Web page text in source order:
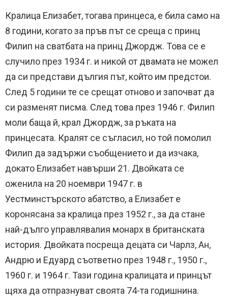
Кралица Елизабет, тогава принцеса, е била само на
8 години, когато за пръв път се среща с принц
Филип на сватбата на принц Джордж. Това се е
случило през 1934 г. и никой от двамата не можел
да си представи дългия път, който им предстои.
След 5 години те се срещат отново и започват да
си разменят писма. След това през 1946 г. Филип
моли баща й, крал Джордж, за ръката на
принцесата. Кралят се съгласил, но той помолил
Филип да задържи съобщението и да изчака,
докато Елизабет навърши 21. Двойката се
оженила на 20 ноември 1947 г. в
Уестминстърското абатство, а Елизабет е
коронясана за кралица през 1952 г., за да стане
най-дълго управлявалия монарх в британската
история. Двойката посреща децата си Чарлз, Ан,
Андрю и Едуард съответно през 1948 г., 1950 г.,
1960 г. и 1964 г. Тази година кралицата и принцът
щяха да отпразнуват своята 74-та годишнина.